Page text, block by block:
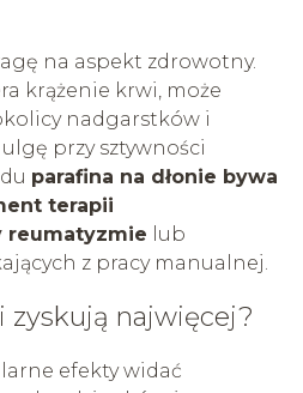
na aspekt zdrowotny.
krążenie krwi, może
nadgarstków i
przy sztywności
parafina na dłonie bywa
terapii
reumatyzmie lub
z pracy manualnej.
zyskują najwięcej?
efekty widać